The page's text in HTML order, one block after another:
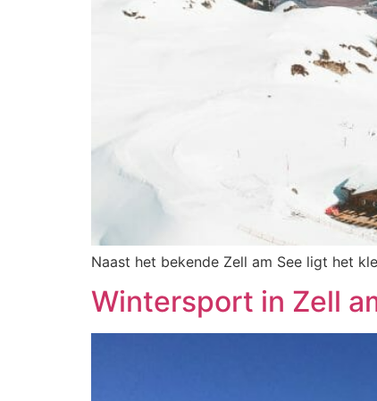
Naast het bekende Zell am See ligt het
Wintersport in Zell